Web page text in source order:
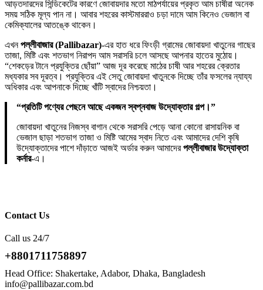
আড়তদারদের সিন্ডিকেটের কারণে জোবায়দার মতো মাঠপর্যায়ের প্রকৃত আম চাষীরা অনেক
সময় সঠিক মূল্য পান না। আবার শহরের কাস্টমাররাও চড়া দামে আম কিনেও ভেজাল বা
কেমিক্যালের আতঙ্কে থাকেন।
এখনপল্লীবাজার (Pallibazar)-এর হাত ধরে ফিংড়ী গ্রামের জোবায়দা খাতুনের গাছের
তাজা, মিষ্টি এবং শতভাগ নিরাপদ আম সরাসরি চলে আসছে আপনার হাতের মুঠোয়।
“শেকড়ের টানে প্রযুক্তির ছোঁয়া” আজ দূর করেছে মাঠের চাষী আর শহরের ক্রেতার
মধ্যকার সব দূরত্ব। প্রযুক্তির এই সেতু জোবায়দা খাতুনকে দিচ্ছে তাঁর ফসলের ন্যায্য
অধিকার এবং আপনাকে দিচ্ছে খাঁটি স্বাদের নিশ্চয়তা।
“প্রতিটি পণ্যের পেছনে আছে একজন স্বপ্নবাজ উদ্যোক্তার গল্প।”
জোবায়দা খাতুনের নিজস্ব বাগান থেকে সরাসরি পেড়ে আনা কোনো রাসায়নিক বা
ভেজাল ছাড়া শতভাগ তাজা ও মিষ্টি আমের স্বাদ নিতে এবং আমাদের দেশি কৃষি
উদ্যোক্তাদের পাশে দাঁড়াতে আজই অর্ডার করুন আমাদেরপল্লীবাজার উদ্যোক্তা
কর্নার-এ।
Contact Us
Call us 24/7
+8801711758897
Head Office: Shakertake, Adabor, Dhaka, Bangladesh
info@pallibazar.com.bd